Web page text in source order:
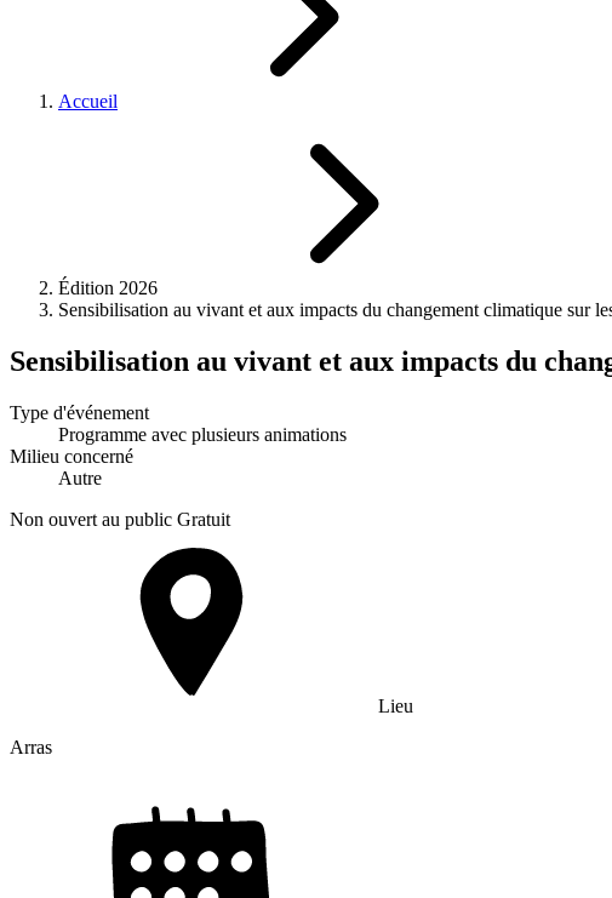
Accueil
Édition 2026
Sensibilisation au vivant et aux impacts du changement climatique sur
Sensibilisation au vivant et aux impacts du
Type d'événement
Programme avec plusieurs animations
Milieu concerné
Autre
Non ouvert au public Gratuit
Lieu
Arras